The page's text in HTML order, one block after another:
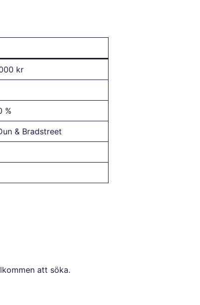
kr
%
& Bradstreet
att söka.